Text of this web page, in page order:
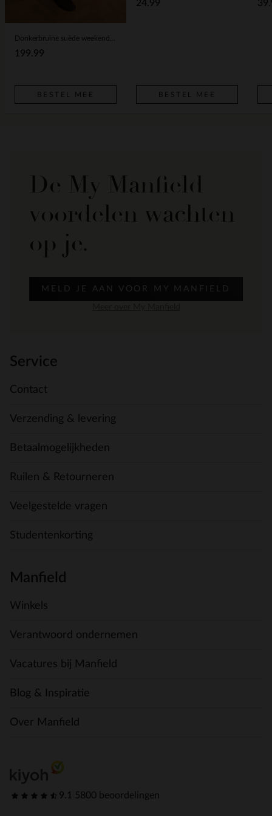
199.99
BESTEL MEE
24.99
BESTEL MEE
De My Manfield
voordelen wachten
op je.
MELD JE AAN VOOR MY MANFIELD
Service
Contact
Verzending & levering
Betaalmogelijkheden
Ruilen & Retourneren
Veelgestelde vragen
Studentenkorting
Manfield
Winkels
Verantwoord ondernemen
Vacatures bij Manfield
Blog & Inspiratie
Over Manfield
9.1 5800 beoordelingen